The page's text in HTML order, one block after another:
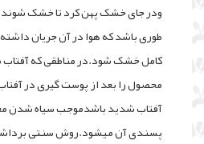
ودر جای خشک پهن کرد تا خشک
طوری باشد که هوا در آن جریان
کامل خشک شود.در مناطقی که آفتاب
محصول را بعد از پوست گیری در
آفتاب شدید باشدموجب سیاه شدن
پسندی آن میشود.روش سنتی